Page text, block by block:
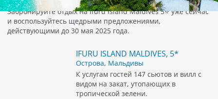
Забронируйте отдых на Ifuru Island Maldives 5⭐️ уже сейчас
и воспользуйтесь щедрыми предложениями,
действующими до 30 мая 2025 года.
IFURU ISLAND MALDIVES, 5*
Острова, Мальдивы
К услугам гостей 147 сьютов и вилл с
видом на закат, утопающих в
тропической зелени.